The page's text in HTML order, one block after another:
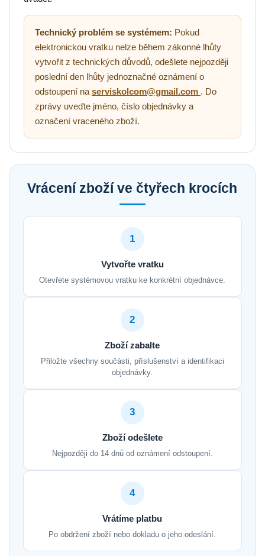
Technický problém se systémem: Pokud
elektronickou vratku nelze během zákonné lhůty
vytvořit z technických důvodů, odešlete nejpozději
poslední den lhůty jednoznačné oznámení o
odstoupení na serviskolcom@gmail.com . Do
zprávy uveďte jméno, číslo objednávky a
označení vraceného zboží.
Vrácení zboží ve čtyřech krocích
1
Vytvořte vratku
Otevřete systémovou vratku ke konkrétní objednávce.
2
Zboží zabalte
Přiložte všechny součásti, příslušenství a identifikaci
objednávky.
3
Zboží odešlete
Nejpozději do 14 dnů od oznámení odstoupení.
4
Vrátíme platbu
Po obdržení zboží nebo dokladu o jeho odeslání.